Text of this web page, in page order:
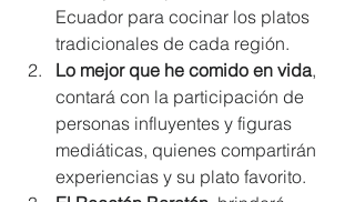
Ecuador para cocinar los platos
tradicionales de cada región.
Lo mejor que he comido en vida,
contará con la participación de
personas influyentes y figuras
mediáticas, quienes compartirán
experiencias y su plato favorito.